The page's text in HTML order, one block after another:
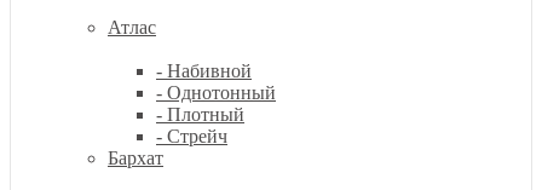
Атлас
- Набивной
- Однотонный
- Плотный
- Стрейч
Бархат